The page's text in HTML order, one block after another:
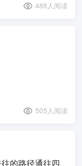
488人阅读
505人阅读
的路径通往四